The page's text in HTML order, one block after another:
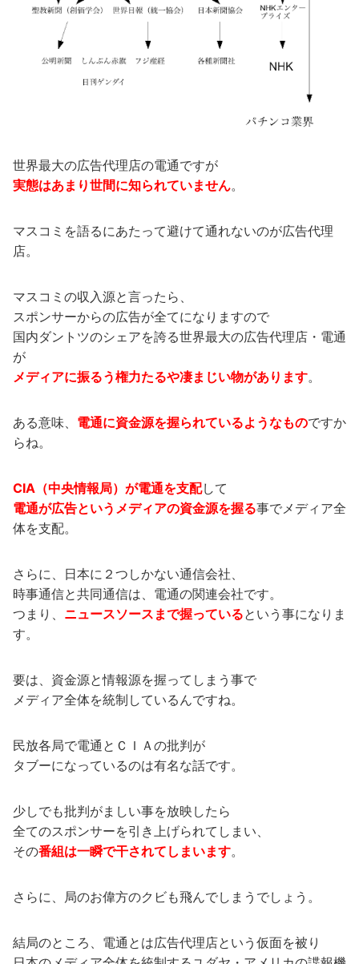
世界最大の広告代理店の電通ですが
実態はあまり世間に知られていません。
マスコミを語るにあたって避けて通れないのが広告代理
店。
マスコミの収入源と言ったら、
スポンサーからの広告が全てになりますので
国内ダントツのシェアを誇る世界最大の広告代理店・電通
が
メディアに振るう権力たるや凄まじい物があります。
ある意味、 電通に資金源を握られているようなものですか
らね。
CIA（中央情報局）が電通を支配して
電通が広告というメディアの資金源を握る事でメディア全
体を支配。
さらに、日本に２つしかない通信会社、
時事通信と共同通信は、電通の関連会社です。
つまり、 ニュースソースまで握っているという事になりま
す。
要は、資金源と情報源を握ってしまう事で
メディア全体を統制しているんですね。
民放各局で電通とＣＩＡの批判が
タブーになっているのは有名な話です。
少しでも批判がましい事を放映したら
全てのスポンサーを引き上げられてしまい、
その番組は一瞬で干されてしまいます。
さらに、局のお偉方のクビも飛んでしまうでしょう。
結局のところ、電通とは広告代理店という仮面を被り